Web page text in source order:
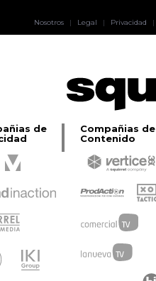
Nosotros | Legal | Privacidad |
de
Compañias de
Contenido